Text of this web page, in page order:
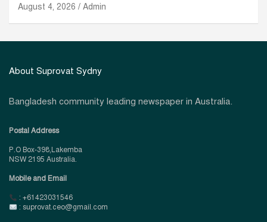
August 4, 2026 Admin
About Suprovat Sydny
Bangladesh community leading newspaper in Australia.
Postal Address
P.O Box-398,Lakemba
NSW 2195 Australia.
Mobile and Email
: +61423031546
: suprovat.ceo@gmail.com